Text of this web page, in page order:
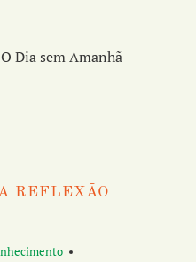
Dia sem Amanhã
REFLEXÃO